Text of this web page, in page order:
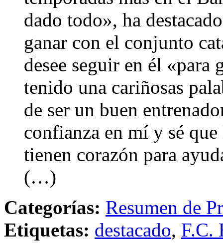
dado todo», ha
ganar con el conjunto
desee seguir en él «para
tenido una cariñosas
de ser un buen
confianza en mí y sé
tienen corazón para
(…)
Categorías: Resumen de
Etiquetas: destacado, F.C.